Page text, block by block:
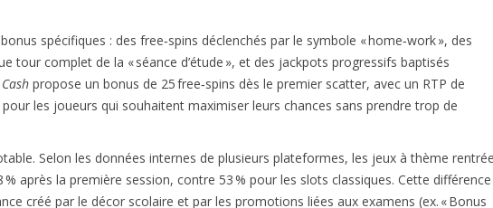
spécifiques : des free‑spins déclenchés par le symbole « home‑work », des
tour complet de la « séance d’étude », et des jackpots progressifs baptisés
propose un bonus de 25 free‑spins dès le premier scatter, avec un RTP de
les joueurs qui souhaitent maximiser leurs chances sans prendre trop de
Selon les données internes de plusieurs plateformes, les jeux à thème
après la première session, contre 53 % pour les slots classiques. Cette différence
créé par le décor scolaire et par les promotions liées aux examens (ex. « Bonus